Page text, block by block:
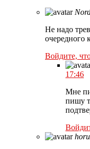
Не надо
Войдите,
17:46
Мне
пишу